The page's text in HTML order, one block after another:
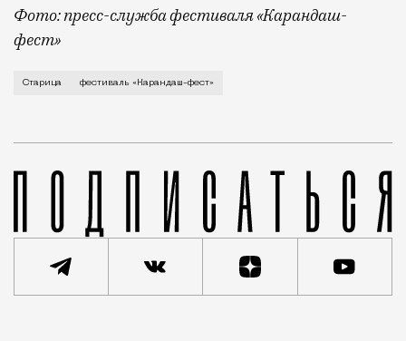
Фото: пресс-служба фестиваля «Карандаш-
фест»
В минувший уикенд маленькая Старица в
Старица фестиваль «Карандаш-фест»